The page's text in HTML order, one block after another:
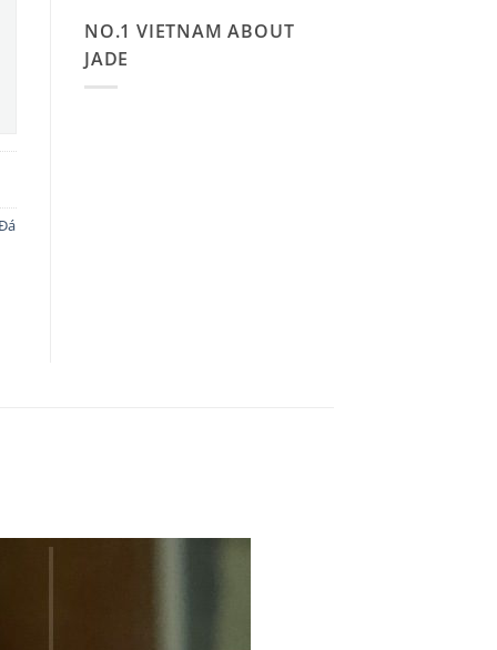
NO.1 VIETNAM ABOUT
JADE